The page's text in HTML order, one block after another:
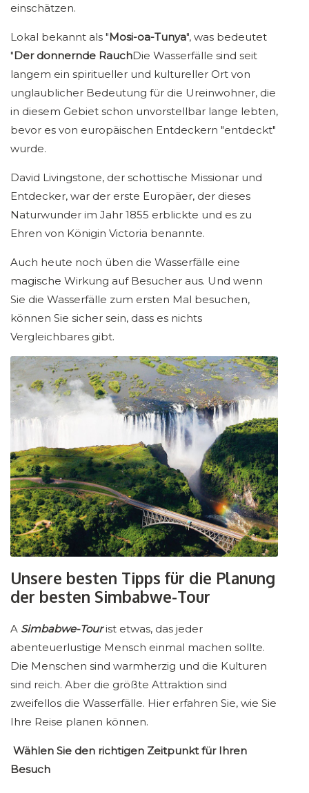
einschätzen.
Lokal bekannt als "Mosi-oa-Tunya", was bedeutet
"Der donnernde RauchDie Wasserfälle sind seit
langem ein spiritueller und kultureller Ort von
unglaublicher Bedeutung für die Ureinwohner, die
in diesem Gebiet schon unvorstellbar lange lebten,
bevor es von europäischen Entdeckern "entdeckt"
wurde.
David Livingstone, der schottische Missionar und
Entdecker, war der erste Europäer, der dieses
Naturwunder im Jahr 1855 erblickte und es zu
Ehren von Königin Victoria benannte.
Auch heute noch üben die Wasserfälle eine
magische Wirkung auf Besucher aus. Und wenn
Sie die Wasserfälle zum ersten Mal besuchen,
können Sie sicher sein, dass es nichts
Vergleichbares gibt.
Unsere besten Tipps für die Planung
der besten Simbabwe-Tour
A Simbabwe-Tourist etwas, das jeder
abenteuerlustige Mensch einmal machen sollte.
Die Menschen sind warmherzig und die Kulturen
sind reich. Aber die größte Attraktion sind
zweifellos die Wasserfälle. Hier erfahren Sie, wie Sie
Ihre Reise planen können.
Wählen Sie den richtigen Zeitpunkt für Ihren
Besuch